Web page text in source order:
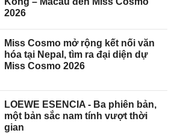
2026
Miss Cosmo mở rộng kết nối văn
hóa tại Nepal, tìm ra đại diện dự
Miss Cosmo 2026
LOEWE ESENCIA - Ba phiên bản,
một bản sắc nam tính vượt thời
gian